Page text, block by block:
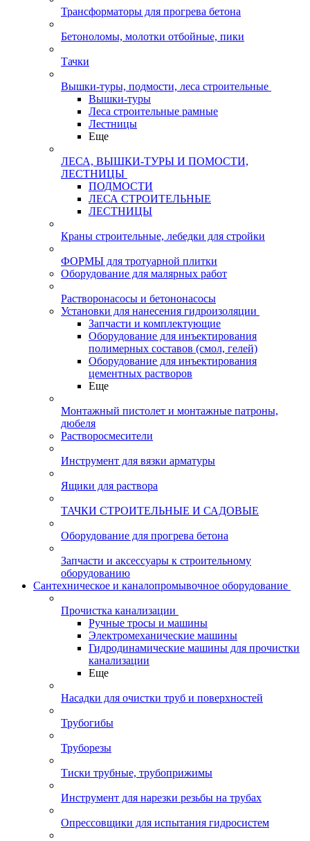
Трансформаторы для прогрева бетона
Бетоноломы, молотки отбойные, пики
Тачки
Вышки-туры, подмости, леса строительные
Вышки-туры
Леса строительные рамные
Лестницы
Еще
ЛЕСА, ВЫШКИ-ТУРЫ И ПОМОСТИ,
ЛЕСТНИЦЫ
ПОДМОСТИ
ЛЕСА СТРОИТЕЛЬНЫЕ
ЛЕСТНИЦЫ
Краны строительные, лебедки для стройки
ФОРМЫ для тротуарной плитки
Оборудование для малярных работ
Растворонасосы и бетононасосы
Установки для нанесения гидроизоляции
Запчасти и комплектующие
Оборудование для инъектирования
полимерных составов (смол, гелей)
Оборудование для инъектирования
цементных растворов
Еще
Монтажный пистолет и монтажные патроны,
дюбеля
Растворосмесители
Инструмент для вязки арматуры
Ящики для раствора
ТАЧКИ СТРОИТЕЛЬНЫЕ И САДОВЫЕ
Оборудование для прогрева бетона
Запчасти и аксессуары к строительному
оборудованию
Сантехническое и каналопромывочное оборудование
Прочистка канализации
Ручные тросы и машины
Электромеханические машины
Гидродинамические машины для прочистки
канализации
Еще
Насадки для очистки труб и поверхностей
Трубогибы
Труборезы
Тиски трубные, трубоприжимы
Инструмент для нарезки резьбы на трубах
Опрессовщики для испытания гидросистем